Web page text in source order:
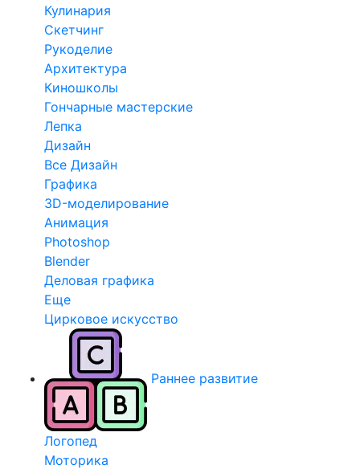
Кулинария
Скетчинг
Рукоделие
Архитектура
Киношколы
Гончарные мастерские
Лепка
Дизайн
Все Дизайн
Графика
3D-моделирование
Анимация
Photoshop
Blender
Деловая графика
Еще
Цирковое искусство
Раннее развитие
Логопед
Моторика